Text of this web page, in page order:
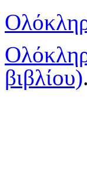
βιβλίου).